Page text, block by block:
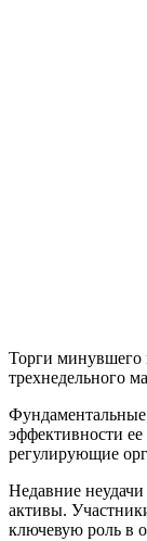
Торги минувшего
трехнедельного
эффективности
регулирующие
Недавние
активы.
ключевую роль в